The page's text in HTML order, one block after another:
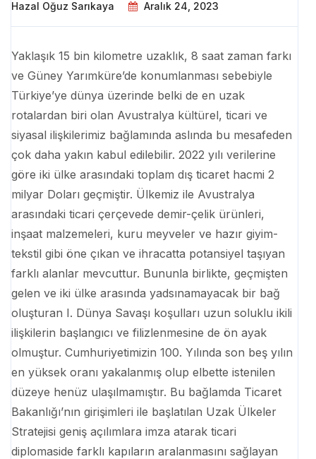
Hazal Oğuz Sarıkaya Aralık 24, 2023
Yaklaşık 15 bin kilometre uzaklık, 8 saat zaman farkı
ve Güney Yarımküre’de konumlanması sebebiyle
Türkiye’ye dünya üzerinde belki de en uzak
rotalardan biri olan Avustralya kültürel, ticari ve
siyasal ilişkilerimiz bağlamında aslında bu mesafeden
çok daha yakın kabul edilebilir. 2022 yılı verilerine
göre iki ülke arasındaki toplam dış ticaret hacmi 2
milyar Doları geçmiştir. Ülkemiz ile Avustralya
arasındaki ticari çerçevede demir-çelik ürünleri,
inşaat malzemeleri, kuru meyveler ve hazır giyim-
tekstil gibi öne çıkan ve ihracatta potansiyel taşıyan
farklı alanlar mevcuttur. Bununla birlikte, geçmişten
gelen ve iki ülke arasında yadsınamayacak bir bağ
oluşturan I. Dünya Savaşı koşulları uzun soluklu ikili
ilişkilerin başlangıcı ve filizlenmesine de ön ayak
olmuştur. Cumhuriyetimizin 100. Yılında son beş yılın
en yüksek oranı yakalanmış olup elbette istenilen
düzeye henüz ulaşılmamıştır. Bu bağlamda Ticaret
Bakanlığı’nın girişimleri ile başlatılan Uzak Ülkeler
Stratejisi geniş açılımlara imza atarak ticari
diplomaside farklı kapıların aralanmasını sağlayan